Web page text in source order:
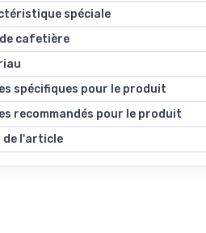
spéciale
cafetière
spécifiques pour le produit
recommandés pour le produit
de l'article